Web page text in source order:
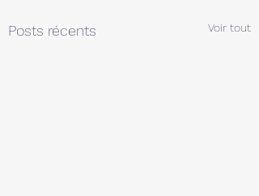
Posts récents Voir tout